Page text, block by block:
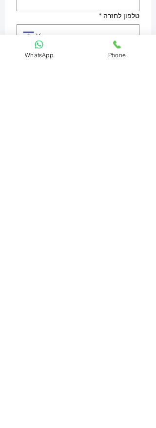
טלפון לחזרה *
מה תרצו לבצע? אפשר לכתוב בקצרה
WhatsApp Phone